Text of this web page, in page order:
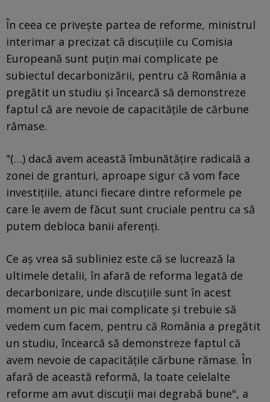
În ceea ce privește partea de reforme, ministrul
interimar a precizat că discuțiile cu Comisia
Europeană sunt puțin mai complicate pe
subiectul decarbonizării, pentru că România a
pregătit un studiu și încearcă să demonstreze
faptul că are nevoie de capacitățile de cărbune
rămase.
"(…) dacă avem această îmbunătățire radicală a
zonei de granturi, aproape sigur că vom face
investițiile, atunci fiecare dintre reformele pe
care le avem de făcut sunt cruciale pentru ca să
putem debloca banii aferenți.
Ce aș vrea să subliniez este că se lucrează la
ultimele detalii, în afară de reforma legată de
decarbonizare, unde discuțiile sunt în acest
moment un pic mai complicate și trebuie să
vedem cum facem, pentru că România a pregătit
un studiu, încearcă să demonstreze faptul că
avem nevoie de capacitățile cărbune rămase. În
afară de această reformă, la toate celelalte
reforme am avut discuții mai degrabă bune", a